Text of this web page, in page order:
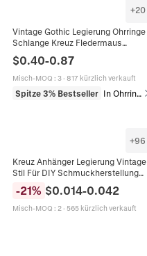
+20
Vintage Gothic Legierung Ohrringe
Schlange Kreuz Fledermaus
Schmetterling Punk Retro Silber
Schmuck
$0.40-0.87
Misch-MOQ : 3· 817 kürzlich verkauft
Spitze 3% Bestseller In Ohrringe
+96
Kreuz Anhänger Legierung Vintage
Stil Für DIY Schmuckherstellung
Halsketten Armbänder Ohrringe
Hohles Design Gemischte Farben
-21% $0.014-0.042
Misch-MOQ : 2· 565 kürzlich verkauft